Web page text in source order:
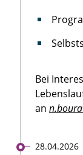
Bei
an
28.04.2026